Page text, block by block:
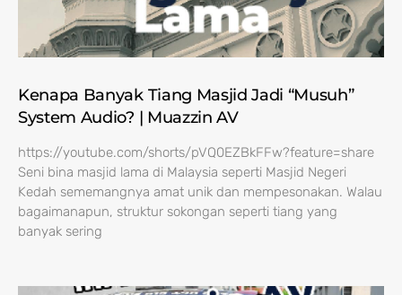
Kenapa Banyak Tiang Masjid Jadi “Musuh”
System Audio? | Muazzin AV
https://youtube.com/shorts/pVQ0EZBkFFw?feature=share
Seni bina masjid lama di Malaysia seperti Masjid Negeri
Kedah sememangnya amat unik dan mempesonakan. Walau
bagaimanapun, struktur sokongan seperti tiang yang
banyak sering